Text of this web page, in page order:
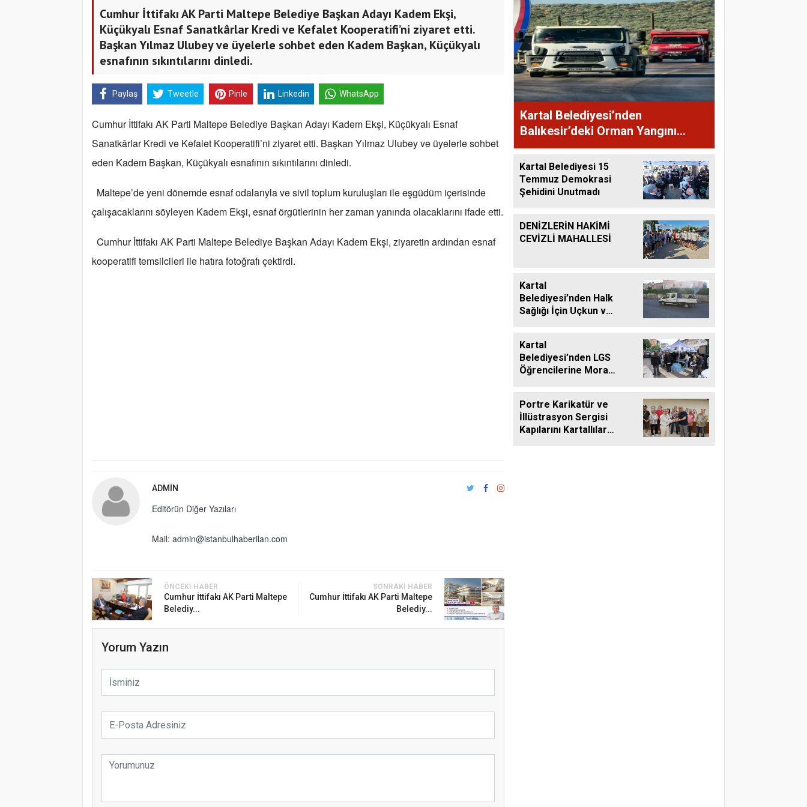
Cumhur İttifakı AK Parti Maltepe Belediye Başkan Adayı Kadem Ekşi,
Küçükyalı Esnaf Sanatkârlar Kredi ve Kefalet Kooperatifi’ni ziyaret etti.
Başkan Yılmaz Ulubey ve üyelerle sohbet eden Kadem Başkan, Küçükyalı
esnafının sıkıntılarını dinledi.
Paylaş Tweetle Pinle Linkedin WhatsApp
Cumhur İttifakı AK Parti Maltepe Belediye Başkan Adayı Kadem Ekşi, Küçükyalı Esnaf
Sanatkârlar Kredi ve Kefalet Kooperatifi’ni ziyaret etti. Başkan Yılmaz Ulubey ve üyelerle sohbet
eden Kadem Başkan, Küçükyalı esnafının sıkıntılarını dinledi.
Maltepe’de yeni dönemde esnaf odalarıyla ve sivil toplum kuruluşları ile eşgüdüm içerisinde
çalışacaklarını söyleyen Kadem Ekşi, esnaf örgütlerinin her zaman yanında olacaklarını ifade etti.
Cumhur İttifakı AK Parti Maltepe Belediye Başkan Adayı Kadem Ekşi, ziyaretin ardından esnaf
kooperatifi temsilcileri ile hatıra fotoğrafı çektirdi.
ADMIN
Editörün Diğer Yazıları
Mail: admin@istanbulhaberilan.com
ÖNCEKI HABER
Cumhur İttifakı AK Parti Maltepe
Belediy...
SONRAKI HABER
Cumhur İttifakı AK Parti Maltepe
Belediy...
Yorum Yazın
Kartal Belediyesi’nden
Balıkesir’deki Orman Yangını
Müdahalelerine Destek
Kartal Belediyesi 15
Temmuz Demokrasi
Şehidini Unutmadı
DENİZLERİN HAKİMİ
CEVİZLİ MAHALLESİ
Kartal
Belediyesi’nden Halk
Sağlığı İçin Uçkun ve
Kartal
Belediyesi’nden LGS
Öğrencilerine Moral
Portre Karikatür ve
İllüstrasyon Sergisi
Kapılarını Kartallılar